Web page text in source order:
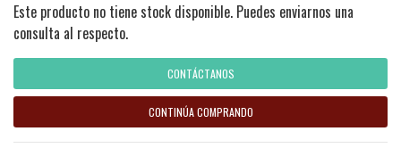
Este producto no tiene stock disponible. Puedes enviarnos una
consulta al respecto.
CONTÁCTANOS
CONTINÚA COMPRANDO